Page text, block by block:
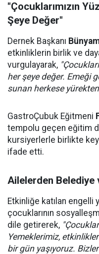
"Çocuklarımızın
Şeye Değer"
Dernek Başkanı
etkinliklerin birlik ve
vurgulayarak,
her şeye değer. Emeği
sunan herkese
GastroÇubuk Eğitmeni
tempolu geçen eğitim
kursiyerlerle birlikte
ifade etti.
Ailelerden Belediye
Etkinliğe katılan engelli
çocuklarının
dile getirerek,
Yemeklerimiz,
bir gün yaşıyoruz.